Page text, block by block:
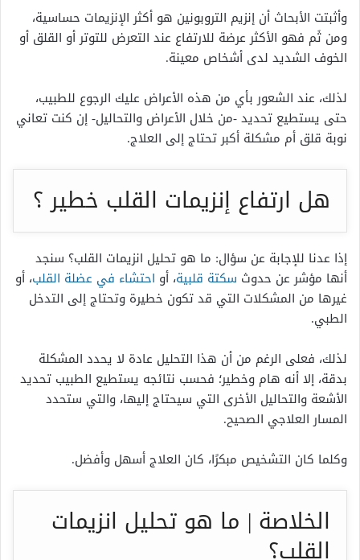
وأثبتت الأبحاث أن إنزيم التروبونين هو أكثر الإنزيمات حساسية،
ومن ثَم فهو الأكثر عرضة للارتفاع عند التعرض للتوتر أو القلق أو
الخوف الشديد لدى أشخاص معينة.
لذلك، عند الشعور بأي من هذه الأعراض عليك الرجوع للطبيب،
حتى يستطيع تحديد -من خلال الأعراض والتحاليل- إن كنت تعاني
نوبة قلق أم مشكلة أكبر تحتاج إلى العلاج.
هل ارتفاع إنزيمات القلب خطير ؟
إذا عدنا للإجابة عن سؤال: ما هو تحليل انزيمات القلب؟ سنجد
أنها مؤشر عن حدوث سكتة قلبية، أو احتشاء في عضلة القلب، أو
غيرها من المشكلات التي قد تكون خطيرة وتحتاج إلى التدخل
الطبي.
لذلك، فعلى الرغم من أن هذا التحليل عادة لا يحدد المشكلة
بدقة، إلا أنه هام وخطير؛ فحسب نتائجه يستطيع الطبيب تحديد
الأشعة والتحاليل الأخرى التي سيحتاج إليها، والتي ستحدد
المسار العلاجي الصحيح.
وكلما كان التشخيص مبكرًا، كان العلاج أسهل وأفضل.
الخلاصة | ما هو تحليل انزيمات
القلب؟